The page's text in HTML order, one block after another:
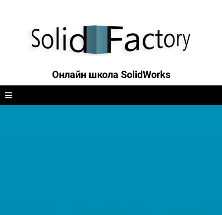
Онлайн школа SolidWorks